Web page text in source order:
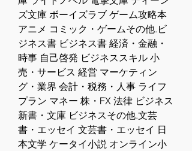
ズ文庫 ボーイズラブ ゲーム攻略本
アニメ コミック・ゲームその他.ビ
ジネス書 ビジネス書 経済・金融・
時事 自己啓発 ビジネススキル 小
売・サービス 経営 マーケティン
グ・業界 会計・税務・人事 ライフ
プラン マネー 株・FX 法律 ビジネス
新書・文庫 ビジネスその他.文芸
書・エッセイ 文芸書・エッセイ 日
本文学 ケータイ小説 オンライン小